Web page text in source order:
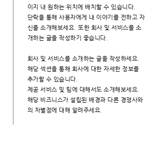
이지 내 원하는 위치에 배치할 수 있습니다.
단락을 통해 사용자에게 내 이야기를 전하고 자
신을 소개해보세요. 또한 회사 및 서비스를 소
개하는 글을 작성하기 좋습니다.
회사 및 서비스를 소개하는 글을 작성하세요.
해당 섹션을 통해 회사에 대한 자세한 정보를
추가할 수 있습니다.
제공 서비스 및 팀에 대해서도 소개해보세요.
해당 비즈니스가 설립된 배경과 다른 경쟁사와
의 차별점에 대해 알려주세요.